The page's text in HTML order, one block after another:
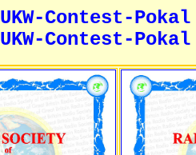
UKW-Contest-
UKW-Contest-